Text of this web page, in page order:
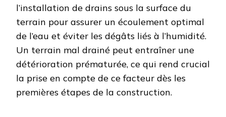
l’installation de drains sous la surface du
terrain pour assurer un écoulement optimal
de l’eau et éviter les dégâts liés à l’humidité.
Un terrain mal drainé peut entraîner une
détérioration prématurée, ce qui rend crucial
la prise en compte de ce facteur dès les
premières étapes de la construction.